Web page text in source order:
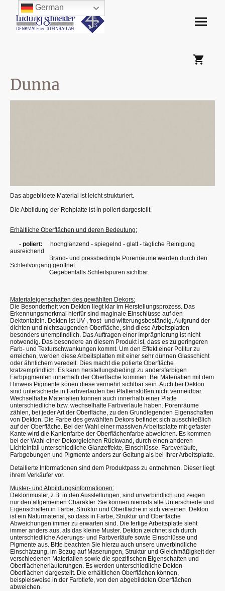
Dunna
Das abgebildete Material ist leicht strukturiert.
Die Abbildung der Rohplatte ist in poliert dargestellt.
Erhältliche Oberflächen und deren Bedeutung:
- poliert: hochglänzend - spiegelnd - glatt - tägliche Reinigung
ausreichend
Brand- und pressbedingte Porenräume werden durch den
Schleifvorgang geöffnet.
Gegebenfalls Schleifspuren sichtbar.
Materialeigenschaften des gewählten Dekors:
Die Besonderheit von Dekton liegt klar im Herstellungsprozess. Das
Erkennungsmerkmal hierfür sind maginale Einschlüsse auf den
Dektontafeln. Dekton ist UV-, frost- und witterungsbeständig. Aufgrund der
dichten und nichtsaugenden Oberfläche, sind diese Arbeitsplatten
besonders unempfindlich. Das Auftragen einer Imprägnierung ist nicht
notwendig. Das besondere an diesem Produkt ist, dass es zu geringeren
Farb- und Texturschwankungen kommt. Um den Effekt einer Politur zu
erreichen, werden diese Arbeitsplatten mit einer sehr dünnen Glasschicht
oder ähnlichem veredelt. Dies macht die polierte Oberfläche
kratzempfindlich. Es kann herstellungsbedingt zu andersfarbigen
Farbpigmenten innerhalb der Oberfläche kommen. Bei Materialien mit dem
Hinweis Pigmente könen diese vermehrt sichtbar sein. Auch bei Dekton
sind unterschiede in Farbverläufen bei Plattenstößen nicht vermeidbar.
Wechselhafte Materialien können auch innerhalb einer Platte
unterschiedliche bzw. wechselhafte Farbverläufe haben. Porenräume
zählen, bei jeder Art der Oberfläche, zu den Grundlegenden Eigenschaften
von Dekton. Die Farbe des gewählten Dekors befindet sich ausschließlich
auf der Oberfläche. Bei der Wahl einer massiven Arbeitsplatte mit gefaster
Kante wird die Kantenfarbe der Oberflächenfarbe abweichen. Es kommen
bei der Wahl einer Dekorgleichen Rückwand, durch einen anderen
Lichteinfall unterschiedliche Glanzeffekte, Einschlüsse, Farbverläufe,
Farbgebungen und Pigmente anders zur Geltung als bei Ihrer Arbeitsplatte.
Detailierte Informationen sind dem Produktpass zu entnehmen. Dieser liegt
ihrem Verkäufer vor.
Muster- und Abbildungsinformationen:
Dektonmuster, z.B. in den Ausstellungen, sind unverbindlich und zeigen
nur den allgemeinen Charakter. Sie können niemals alle Unterschiede und
Eigenschaften in Farbe, Struktur und Oberfläche in sich vereinen. Dekton
ist ein Naturmaterial, so dass in Farbe, Struktur und Oberfläche
Abweichungen immer zu erwarten sind. Die fertige Arbeitsplatte sieht
immer anders aus, als das kleine Muster. Dekton zeichnet sich durch
unterschiedliche Aderungs- und Farbverläufe sowie Einschlüsse und
Pigmente aus. Bitte beachten Sie hierzu auch unsere unverbindliche
Einschätzung, im Bezug auf Maserungen, Struktur und Gleichmäßigkeit der
verschiedenen Materialien sowie die spezifischen Eigenschaften und
Oberflächenerläuterungen. Es werden unterschiedliche Dekton
Oberflächen dargestellt. Die erhältlichen Oberflächen können,
beispielsweise in der Farbtiefe, von den abgebildeten Oberflächen
abweichen.
German